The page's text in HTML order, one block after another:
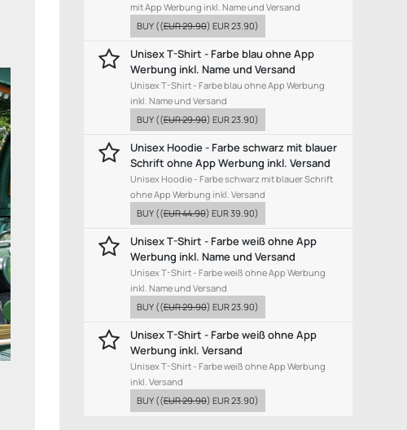
mit App Werbung inkl. Name und Versand
BUY ((EUR 29.90) EUR 23.90)
Unisex T-Shirt - Farbe blau ohne App
Werbung inkl. Name und Versand
Unisex T-Shirt - Farbe blau ohne App Werbung
inkl. Name und Versand
BUY ((EUR 29.90) EUR 23.90)
Unisex Hoodie - Farbe schwarz mit blauer
Schrift ohne App Werbung inkl. Versand
Unisex Hoodie - Farbe schwarz mit blauer Schrift
ohne App Werbung inkl. Versand
BUY ((EUR 44.90) EUR 39.90)
Unisex T-Shirt - Farbe weiß ohne App
Werbung inkl. Name und Versand
Unisex T-Shirt - Farbe weiß ohne App Werbung
inkl. Name und Versand
BUY ((EUR 29.90) EUR 23.90)
Unisex T-Shirt - Farbe weiß ohne App
Werbung inkl. Versand
Unisex T-Shirt - Farbe weiß ohne App Werbung
inkl. Versand
BUY ((EUR 29.90) EUR 23.90)